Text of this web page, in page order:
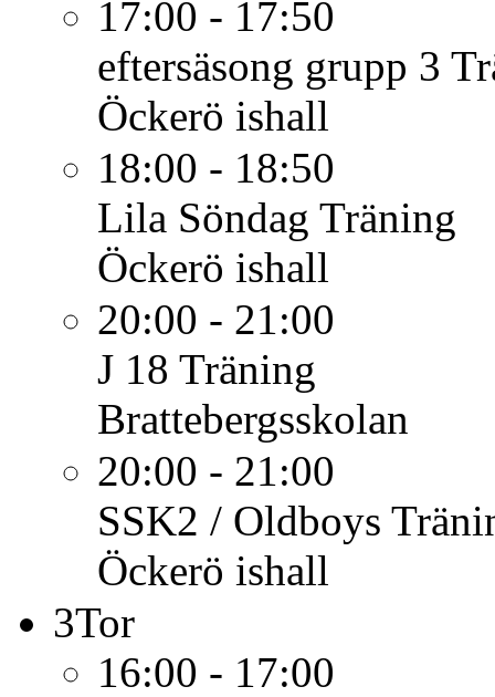
17:00 - 17:50
eftersäsong grupp 3
Öckerö ishall
18:00 - 18:50
Lila Söndag Träning
Öckerö ishall
20:00 - 21:00
J 18 Träning
Brattebergsskolan
20:00 - 21:00
SSK2 / Oldboys
Öckerö ishall
3Tor
16:00 - 17:00